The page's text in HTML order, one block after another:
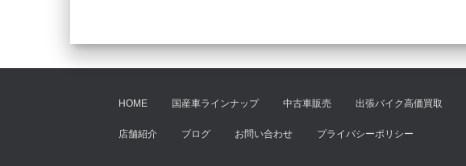
HOME 国産車ラインナップ 中古車販売 出張バイク高価買取
店舗紹介 ブログ お問い合わせ プライバシーポリシー